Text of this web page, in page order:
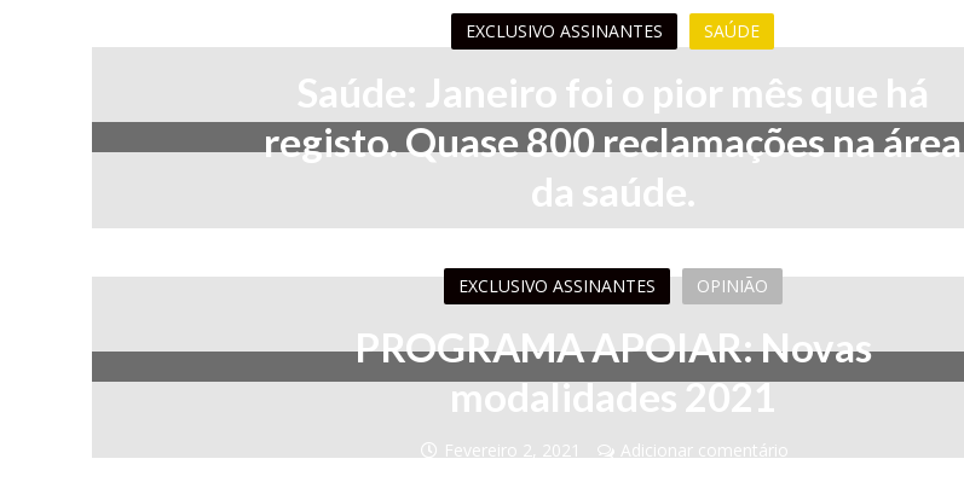
EXCLUSIVO ASSINANTES SAÚDE
Saúde: Janeiro foi o pior mês que há
registo. Quase 800 reclamações na área
da saúde.
EXCLUSIVO ASSINANTES
OPINIÃO
PROGRAMA APOIAR: Novas
modalidades 2021
Fevereiro 2, 2021 Adicionar comentário